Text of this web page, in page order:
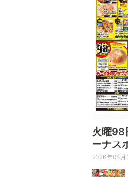
火曜98
ーナス
2026年08